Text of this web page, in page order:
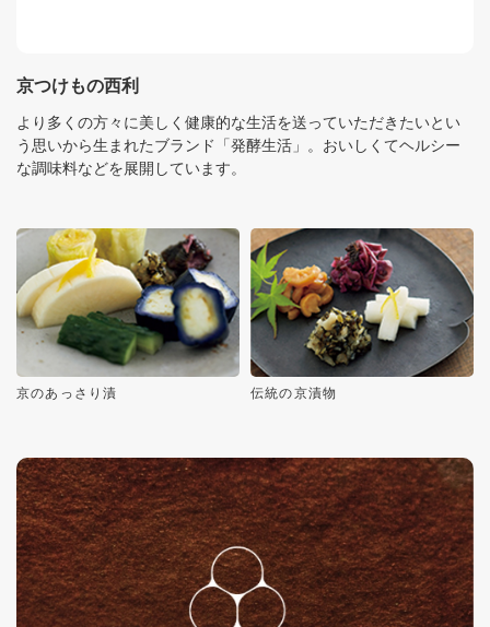
京つけもの西利
より多くの方々に美しく健康的な生活を送っていただきたいとい
う思いから生まれたブランド「発酵生活」。おいしくてヘルシー
な調味料などを展開しています。
京のあっさり漬 伝統の京漬物